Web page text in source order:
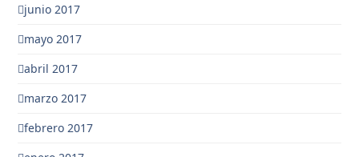
junio 2017
mayo 2017
abril 2017
marzo 2017
febrero 2017